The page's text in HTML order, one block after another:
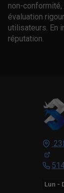
non-
évaluation
utilisateurs. En
réputation.
Lun -